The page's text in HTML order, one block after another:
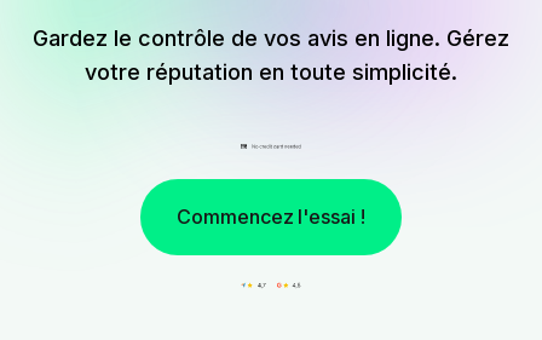
Gardez le contrôle de vos avis en ligne. Gérez
votre réputation en toute simplicité.
Commencez l'essai !